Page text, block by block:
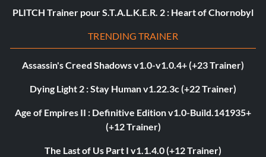
PLITCH Trainer pour S.T.A.L.K.E.R. 2 : Heart of Chornobyl
TRENDING TRAINER
Assassin's Creed Shadows v1.0-v1.0.4+ (+23 Trainer)
Dying Light 2 : Stay Human v1.22.3c (+22 Trainer)
Age of Empires II : Definitive Edition v1.0-Build.141935+
(+12 Trainer)
The Last of Us Part I v1.1.4.0 (+12 Trainer)